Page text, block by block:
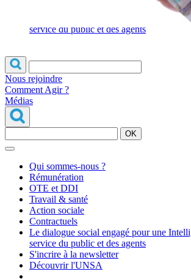
Le dialogue social engagé pour une
service du public et des agents
Nous rejoindre
Comment Agir ?
Médias
OK
Qui sommes-nous ?
Rémunération
OTE et DDI
Travail & santé
Action sociale
Contractuels
Le dialogue social engagé pour une
service du public et des agents
S'incrire à la newsletter
Découvrir l'UNSA